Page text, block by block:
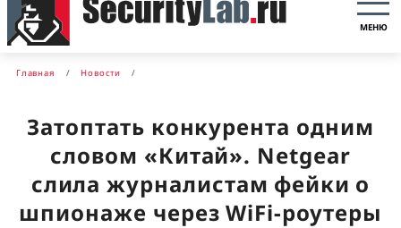
МЕНЮ
Главная Новости
Затоптать конкурента одним
словом «Китай». Netgear
слила журналистам фейки о
шпионаже через WiFi-роутеры